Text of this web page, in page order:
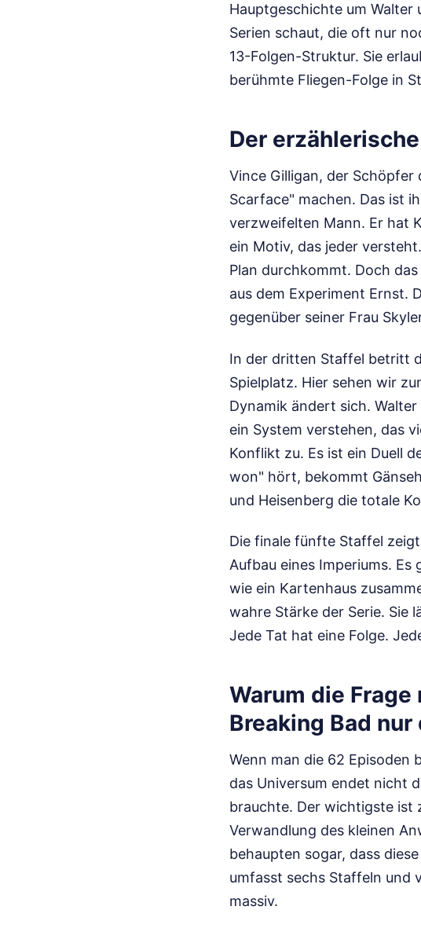
Hauptgeschichte um Walter
Serien schaut, die oft nur
13-Folgen-Struktur. Sie
berühmte Fliegen-Folge in
Der
Vince Gilligan, der Schöpfer
Scarface" machen. Das ist
verzweifelten Mann. Er hat
ein Motiv, das jeder
Plan durchkommt. Doch
aus dem Experiment Ernst.
gegenüber seiner Frau
In der dritten Staffel betritt
Spielplatz. Hier sehen wir
Dynamik ändert sich.
ein System verstehen, das
Konflikt zu. Es ist ein Duell
won" hört, bekommt
und Heisenberg die totale
Die finale fünfte Staffel
Aufbau eines Imperiums.
wie ein Kartenhaus
wahre Stärke der Serie. Sie
Jede Tat hat eine Folge.
Warum die Frage
Breaking Bad
Wenn man die 62
das Universum endet nicht
brauchte. Der wichtigste ist
Verwandlung des kleinen
behaupten sogar, dass
umfasst sechs Staffeln und
massiv.